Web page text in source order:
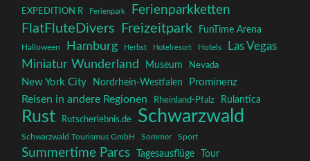
EXPEDITION R Ferienpark Ferienparkketten
FlatFluteDivers Freizeitpark FunTime Arena
Halloween Hamburg Herbst Hotelresort Hotels
Las Vegas
Miniatur Wunderland
Museum Nevada
New York City Nordrhein-Westfalen Prominenz
Reisen in andere Regionen Rheinland-Pfalz Rulantica
Rust Rutscherlebnis.de Schwarzwald
Schwarzwald Tourismus GmbH Sommer Sport
Summertime Parcs Tagesausflüge
Tour